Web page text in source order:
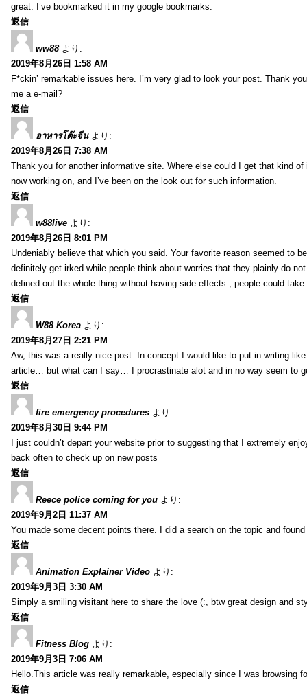
great. I’ve bookmarked it in my google bookmarks.
返信
ww88 より:
2019年8月26日 1:58 AM
F*ckin’ remarkable issues here. I’m very glad to look your post. Thank
me a e-mail?
返信
อาหารโต๊ะจีน より:
2019年8月26日 7:38 AM
Thank you for another informative site. Where else could I get that kind
now working on, and I’ve been on the look out for such information.
返信
w88live より:
2019年8月26日 8:01 PM
Undeniably believe that which you said. Your favorite reason seemed to
definitely get irked while people think about worries that they plainly do
defined out the whole thing without having side-effects , people could
返信
W88 Korea より:
2019年8月27日 2:21 PM
Aw, this was a really nice post. In concept I would like to put in writing
article… but what can I say… I procrastinate alot and in no way seem to
返信
fire emergency procedures より:
2019年8月30日 9:44 PM
I just couldn’t depart your website prior to suggesting that I extremely
back often to check up on new posts
返信
Reece police coming for you より:
2019年9月2日 11:37 AM
You made some decent points there. I did a search on the topic and
返信
Animation Explainer Video より:
2019年9月3日 3:30 AM
Simply a smiling visitant here to share the love (:, btw great design and
返信
Fitness Blog より:
2019年9月3日 7:06 AM
Hello.This article was really remarkable, especially since I was browsing
返信